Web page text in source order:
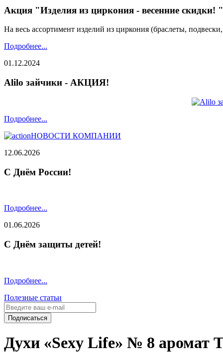
Акция "Изделия из циркония - весенние скидки! "
На весь ассортимент изделий из циркония (браслеты,
Подробнее...
01.12.2024
Alilo зайчики - АКЦИЯ!
Подробнее...
НОВОСТИ КОМПАНИИ
12.06.2026
С Днём России!
Подробнее...
01.06.2026
С Днём защиты детей!
Подробнее...
Полезные статьи
Подписаться
Духи «Sexy Life» № 8 аромат